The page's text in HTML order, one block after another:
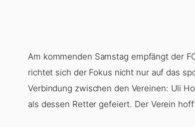
Am kommenden Samstag empfängt der
richtet sich der Fokus nicht nur auf das
Verbindung zwischen den Vereinen: Uli
als dessen Retter gefeiert. Der Verein